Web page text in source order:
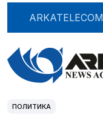
ARKATELECOM
ПОЛИТИКА